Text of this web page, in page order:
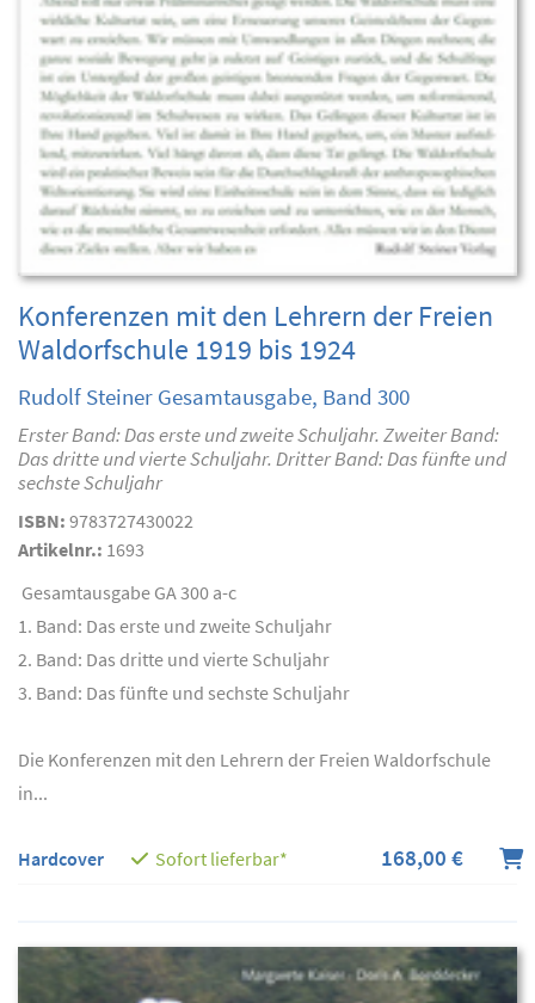
Konferenzen mit den Lehrern der Freien
Waldorfschule 1919 bis 1924
Rudolf Steiner Gesamtausgabe, Band 300
Erster Band: Das erste und zweite Schuljahr. Zweiter Band:
Das dritte und vierte Schuljahr. Dritter Band: Das fünfte und
sechste Schuljahr
ISBN: 9783727430022
Artikelnr.: 1693
Gesamtausgabe GA 300 a-c
1. Band: Das erste und zweite Schuljahr
2. Band: Das dritte und vierte Schuljahr
3. Band: Das fünfte und sechste Schuljahr
Die Konferenzen mit den Lehrern der Freien Waldorfschule
in...
Hardcover Sofort lieferbar* 168,00 €